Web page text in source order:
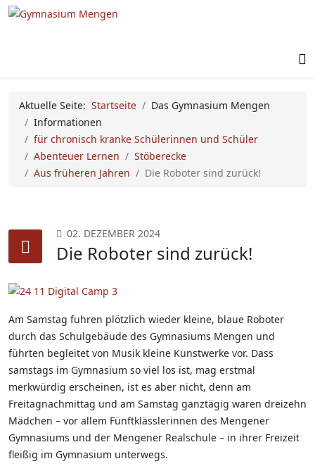
Aktuelle Seite: Startseite
Das Gymnasium Mengen
Informationen
für chronisch kranke Schülerinnen und Schüler
Abenteuer Lernen
Stöberecke
Aus früheren Jahren
Die Roboter sind zurück!
02. DEZEMBER 2024
Die Roboter sind zurück!
Am Samstag fuhren plötzlich wieder kleine, blaue Roboter
durch das Schulgebäude des Gymnasiums Mengen und
führten begleitet von Musik kleine Kunstwerke vor. Dass
samstags im Gymnasium so viel los ist, mag erstmal
merkwürdig erscheinen, ist es aber nicht, denn am
Freitagnachmittag und am Samstag ganztägig waren dreizehn
Mädchen – vor allem Fünftklässlerinnen des Mengener
Gymnasiums und der Mengener Realschule – in ihrer Freizeit
fleißig im Gymnasium unterwegs.